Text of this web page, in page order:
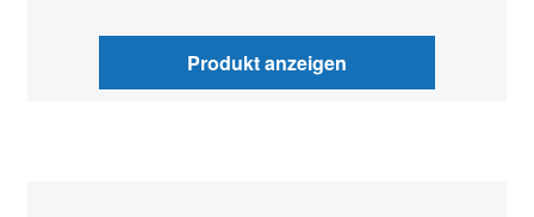
Produkt anzeigen